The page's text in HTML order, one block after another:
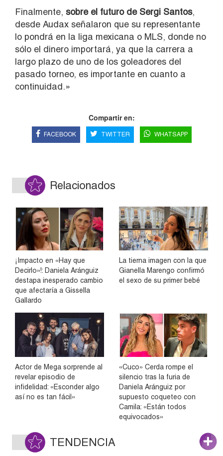
Finalmente, sobre el futuro de Sergi Santos,
desde Audax señalaron que su representante
lo pondrá en la liga mexicana o MLS, donde no
sólo el dinero importará, ya que la carrera a
largo plazo de uno de los goleadores del
pasado torneo, es importante en cuanto a
continuidad.»
Compartir en:
FACEBOOK TWITTER WHATSAPP
Relacionados
¡Impacto en «Hay que
Decirlo»!: Daniela Aránguiz
destapa inesperado cambio
que afectaría a Gissella
Gallardo
La tierna imagen con la que
Gianella Marengo confirmó
el sexo de su primer bebé
Actor de Mega sorprende al
revelar episodio de
infidelidad: «Esconder algo
así no es tan fácil»
«Cuco» Cerda rompe el
silencio tras la furia de
Daniela Aránguiz por
supuesto coqueteo con
Camila: «Están todos
equivocados»
TENDENCIA